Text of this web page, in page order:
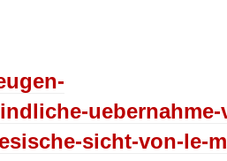
uebernahme-
sicht-von-le-